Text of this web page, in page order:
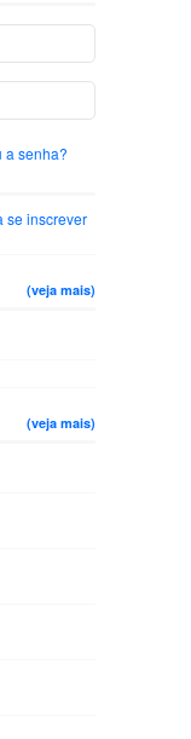
a senha?
se inscrever
(veja mais)
(veja mais)